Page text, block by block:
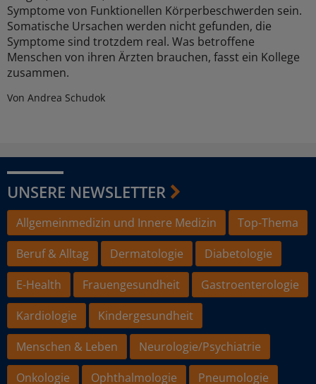
Symptome von Funktionellen Körperbeschwerden sein.
Somatische Ursachen werden nicht gefunden, die
Symptome sind trotzdem real. Was betroffene
Menschen von ihren Ärzten brauchen, fasst ein Kollege
zusammen.
Von Andrea Schudok
UNSERE NEWSLETTER
Allgemeinmedizin und Innere Medizin
Top-Thema
Beruf & Alltag
Dermatologie
Diabetologie
E-Health
Frauengesundheit
Gastroenterologie
Kardiologie
Kindergesundheit
Menschen & Leben
Neurologie/Psychiatrie
Onkologie
Ophthalmologie
Pneumologie